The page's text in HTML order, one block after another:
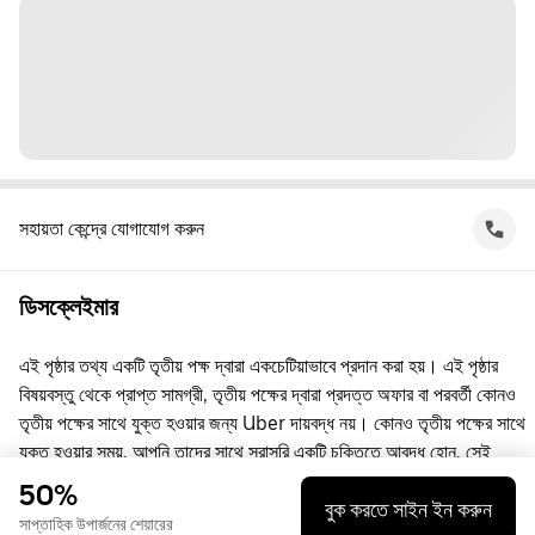
সহায়তা কেন্দ্রে যোগাযোগ করুন
ডিসক্লেইমার
এই পৃষ্ঠার তথ্য একটি তৃতীয় পক্ষ দ্বারা একচেটিয়াভাবে প্রদান করা হয়। এই পৃষ্ঠার
বিষয়বস্তু থেকে প্রাপ্ত সামগ্রী, তৃতীয় পক্ষের দ্বারা প্রদত্ত অফার বা পরবর্তী কোনও
তৃতীয় পক্ষের সাথে যুক্ত হওয়ার জন্য Uber দায়বদ্ধ নয়। কোনও তৃতীয় পক্ষের সাথে
যুক্ত হওয়ার সময়, আপনি তাদের সাথে সরাসরি একটি চুক্তিতে আবদ্ধ হোন, সেই
চুক্তিতে Uber কোনো পক্ষ নয়। প্রশ্নের জন্য, অনুগ্রহ করে সরাসরি তৃতীয় পক্ষের
সাথে যোগাযোগ করুন।
50%
সাপ্তাহিক উপার্জনের শেয়ারের
বুক করতে সাইন ইন করুন